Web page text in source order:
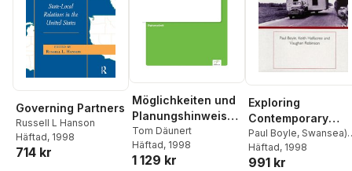
Governing Partners
Russell L Hanson
Häftad, 1998
714 kr
Möglichkeiten und
Planungshinweise
für die
Energieeinsparung
in der Haustechnik
Tom Däunert
Häftad, 1998
1 129 kr
Exploring
Contemporary
Migration
Paul Boyle, Swansea)
Halfacree, Keith H.
(University Of Wales
Häftad, 1998
991 kr